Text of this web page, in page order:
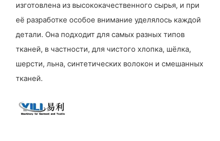
изготовлена ​​из высококачественного сырья, и при
её разработке особое внимание уделялось каждой
детали. Она подходит для самых разных типов
тканей, в частности, для чистого хлопка, шёлка,
шерсти, льна, синтетических волокон и смешанных
тканей.